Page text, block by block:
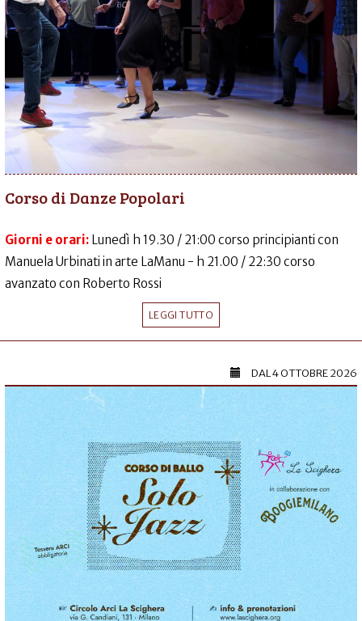
Corso di Danze Popolari
Giorni e orari: Lunedì h 19.30 / 21:00 corso principianti con
Manuela Urbinati in arte LaManu - h 21.00 / 22:30 corso
avanzato con Roberto Rossi
LEGGI TUTTO
DAL4 OTTOBRE 2026